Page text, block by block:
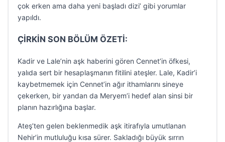
çok erken ama daha yeni başladı dizi’ gibi yorumlar
yapıldı.
ÇİRKİN SON BÖLÜM ÖZETİ:
Kadir ve Lale’nin aşk haberini gören Cennet’in öfkesi,
yalıda sert bir hesaplaşmanın fitilini ateşler. Lale, Kadir’i
kaybetmemek için Cennet’in ağır ithamlarını sineye
çekerken, bir yandan da Meryem’i hedef alan sinsi bir
planın hazırlığına başlar.
Ateş’ten gelen beklenmedik aşk itirafıyla umutlanan
Nehir’in mutluluğu kısa sürer. Sakladığı büyük sırrın